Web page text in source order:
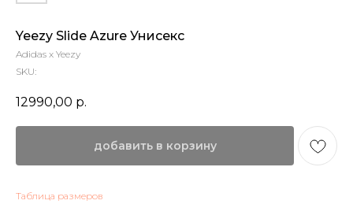
Yeezy Slide Azure Унисекс
Adidas x Yeezy
SKU:
12990,00 р.
добавить в корзину
Таблица размеров